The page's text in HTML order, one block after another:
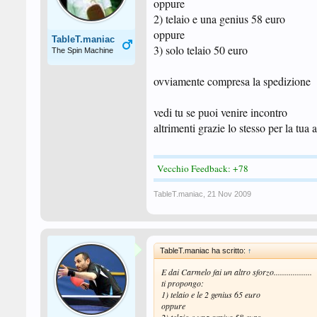
TableT.maniac
The Spin Machine
oppure
2) telaio e una genius 58 euro
oppure
3) solo telaio 50 euro
ovviamente compresa la spedizione
vedi tu se puoi venire incontro
altrimenti grazie lo stesso per la tua
Vecchio Feedback: +78
TableT.maniac 21 Nov 2009
TableT.maniac ha scritto: ↑
E dai Carmelo fai un altro sforzo..................
ti propongo:
1) telaio e le 2 genius 65 euro
oppure